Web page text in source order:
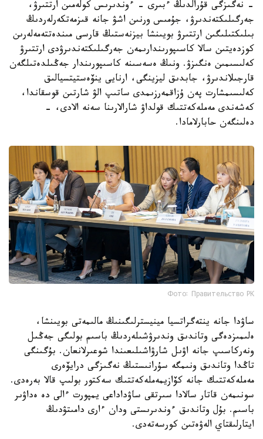
- نەگىزگى قۇرالدىڭ ءبىرى - ءوندىرىس كولەمىن ارتتىرۋ،
جەرگىلىكتەندىرۋ، جۇمىس ورنىن اشۋ جانە قىزمەتكەرلەردىڭ
بىلىكتىلىگىن ارتتىرۋ بويىنشا بيزنەستىڭ قارسى مىندەتتەمەلەرىن
كوزدەيتىن سالا كاسىپورىندارىمەن جەرگىلىكتەندىرۋدى ارتتىرۋ
كەلىسىمىن ەنگىزۋ. ونىڭ ەسەسىنە كاسىپورىندار جەڭىلدەتىلگەن
قارجىلاندىرۋ، جابدىق ليزينگى، ارنايى ينۆەستيتسيالىق
كەلىسىمشارت پەن ۇزاقمەرزىمدى ساتىپ الۋ شارتىن قوسقاندا،
كەشەندى مەملەكەتتىك قولداۋ شارالارىنا سەنە الادى، -
دەلىنگەن حابارلامادا.
Фото: Правительство РК
ساۋدا جانە ينتەگراتسيا مينيسترلىگىنىڭ مالىمەتى بويىنشا،
ەلىمىزدەگى وتاندىق وندىرۋشىلەردىڭ باسىم بولىگى جەڭىل
ونەركاسىپ جانە اۋىل شارۋاشىلىعىندا شوعىرلانعان. بۇگىنگى
تاڭدا وتاندىق ونىمگە سۇرانىستىڭ نەگىزگى درايۆەرى
مەملەكەتتىك جانە كۆازيمەملەكەتتىك سەكتور بولىپ قالا بەرەدى.
سونىمەن قاتار سالادا سىرتقى ساۋداداعى يمپورت ءالى دە ەداۋىر
باسىم. بۇل وتاندىق ءوندىرىستى ودان ءارى دامىتۋدىڭ
ايتارلىقتاي الەۋەتىن كورسەتەدى.